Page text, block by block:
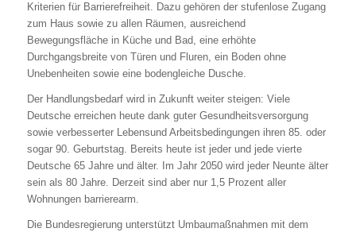
Kriterien für Barrierefreiheit. Dazu gehören der stufenlose Zugang
zum Haus sowie zu allen Räumen, ausreichend
Bewegungsfläche in Küche und Bad, eine erhöhte
Durchgangsbreite von Türen und Fluren, ein Boden ohne
Unebenheiten sowie eine bodengleiche Dusche.
Der Handlungsbedarf wird in Zukunft weiter steigen: Viele
Deutsche erreichen heute dank guter Gesundheitsversorgung
sowie verbesserter Lebensund Arbeitsbedingungen ihren 85. oder
sogar 90. Geburtstag. Bereits heute ist jeder und jede vierte
Deutsche 65 Jahre und älter. Im Jahr 2050 wird jeder Neunte älter
sein als 80 Jahre. Derzeit sind aber nur 1,5 Prozent aller
Wohnungen barrierearm.
Die Bundesregierung unterstützt Umbaumaßnahmen mit dem